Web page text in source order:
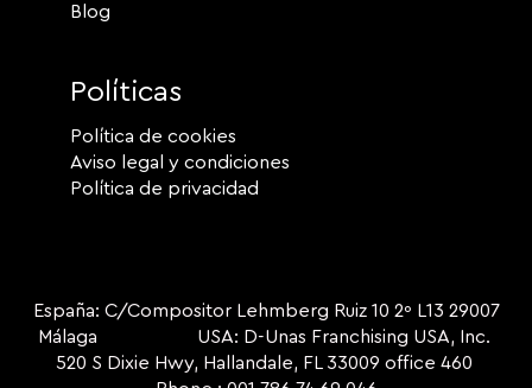
Blog
Políticas
Política de cookies
Aviso legal y condiciones
Política de privacidad
España: C/Compositor Lehmberg Ruiz 10 2º L13 29007
Málaga USA: D-Unas Franchising USA, Inc.
520 S Dixie Hwy, Hallandale, FL 33009 office 460